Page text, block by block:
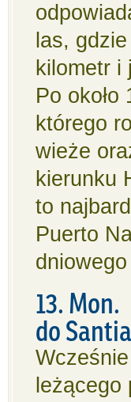
las,
kilometr i
Po
którego
wieże
kierunku
to
Puerto
13.
do